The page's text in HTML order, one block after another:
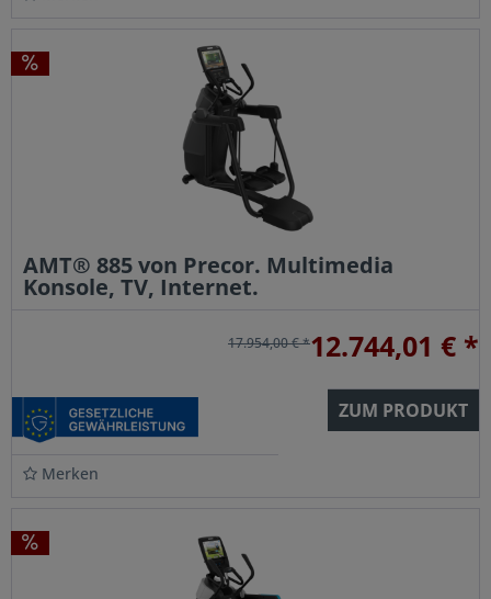
AMT® 885 von Precor. Multimedia
Konsole, TV, Internet.
12.744,01 € *
17.954,00 € *
ZUM PRODUKT
Merken